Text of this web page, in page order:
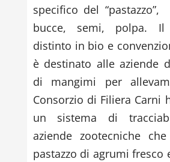
specifico del
bucce, semi, polpa. Il
distinto in bio e
è destinato alle aziende
di mangimi per
Consorzio di Filiera Carni
un sistema di
aziende zootecniche
pastazzo di agrumi fresco